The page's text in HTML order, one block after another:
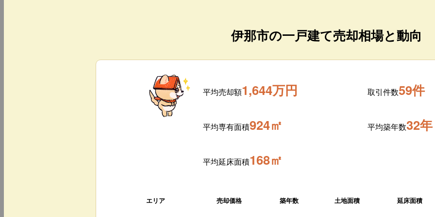
伊那市の一戸建て売却相場と動向
平均売却額1,644万円 取引件数59件
平均専有面積924㎡ 平均築年数32年
平均延床面積168㎡
エリア 売却価格 築年数 土地面積 延床面積